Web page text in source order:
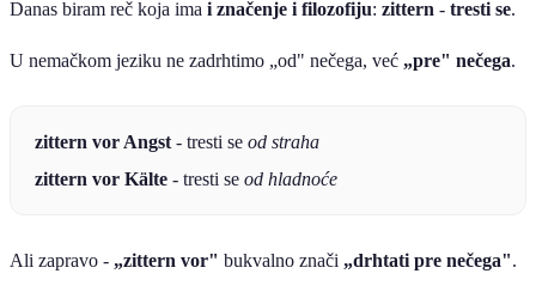
Danas biram reč koja ima i značenje i filozofiju: zittern - tresti se.
U nemačkom jeziku ne zadrhtimo „od" nečega, već „pre" nečega.
zittern vor Angst - tresti se od straha
zittern vor Kälte - tresti se od hladnoće
Ali zapravo - „zittern vor" bukvalno znači „drhtati pre nečega".